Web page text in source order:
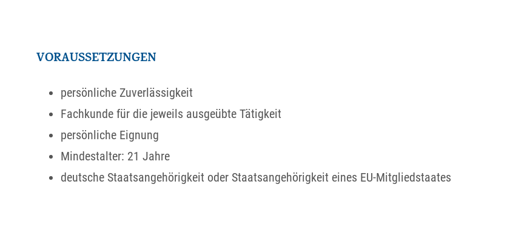
VORAUSSETZUNGEN
persönliche Zuverlässigkeit
Fachkunde für die jeweils ausgeübte Tätigkeit
persönliche Eignung
Mindestalter: 21 Jahre
deutsche Staatsangehörigkeit oder Staatsangehörigkeit eines EU-Mitgliedstaates